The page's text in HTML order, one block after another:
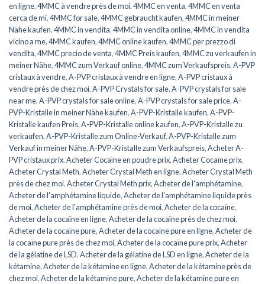
en ligne,4MMC à vendre près de moi,4MMC en venta,4MMC en venta
cerca de mí,4MMC for sale,4MMC gebraucht kaufen,4MMC in meiner
Nähe kaufen,4MMC in vendita,4MMC in vendita online,4MMC in vendita
vicino a me,4MMC kaufen,4MMC online kaufen,4MMC per prezzo di
vendita,4MMC precio de venta,4MMC Preis kaufen,4MMC zu verkaufen in
meiner Nähe,4MMC zum Verkauf online,4MMC zum Verkaufspreis,A-PVP
cristaux à vendre,A-PVP cristaux à vendre en ligne,A-PVP cristaux à
vendre près de chez moi,A-PVP Crystals for sale,A-PVP crystals for sale
near me,A-PVP crystals for sale online,A-PVP crystals for sale price,A-
PVP-Kristalle in meiner Nähe kaufen,A-PVP-Kristalle kaufen,A-PVP-
Kristalle kaufen Preis,A-PVP-Kristalle online kaufen,A-PVP-Kristalle zu
verkaufen,A-PVP-Kristalle zum Online-Verkauf,A-PVP-Kristalle zum
Verkauf in meiner Nähe,A-PVP-Kristalle zum Verkaufspreis,Acheter A-
PVP cristaux prix,Acheter Cocaïne en poudre prix,Acheter Cocaïne prix,
Acheter Crystal Meth,Acheter Crystal Meth en ligne,Acheter Crystal Meth
près de chez moi,Acheter Crystal Meth prix,Acheter de l'amphétamine,
Acheter de l'amphétamine liquide,Acheter de l'amphétamine liquide près
de moi,Acheter de l'amphétamine près de moi,Acheter de la cocaïne,
Acheter de la cocaïne en ligne,Acheter de la cocaïne près de chez moi,
Acheter de la cocaïne pure,Acheter de la cocaïne pure en ligne,Acheter de
la cocaïne pure près de chez moi,Acheter de la cocaïne pure prix,Acheter
de la gélatine de LSD,Acheter de la gélatine de LSD en ligne,Acheter de la
kétamine,Acheter de la kétamine en ligne,Acheter de la kétamine près de
chez moi,Acheter de la kétamine pure,Acheter de la kétamine pure en